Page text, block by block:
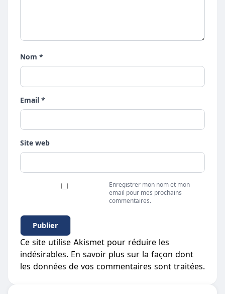
Nom *
Email *
Site web
Enregistrer mon nom et mon
email pour mes prochains
commentaires.
Ce site utilise Akismet pour réduire les
indésirables. En savoir plus sur la façon dont
les données de vos commentaires sont traitées.